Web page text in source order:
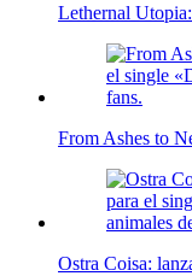
Lethernal
From Ashes to
Ostra Coisa: